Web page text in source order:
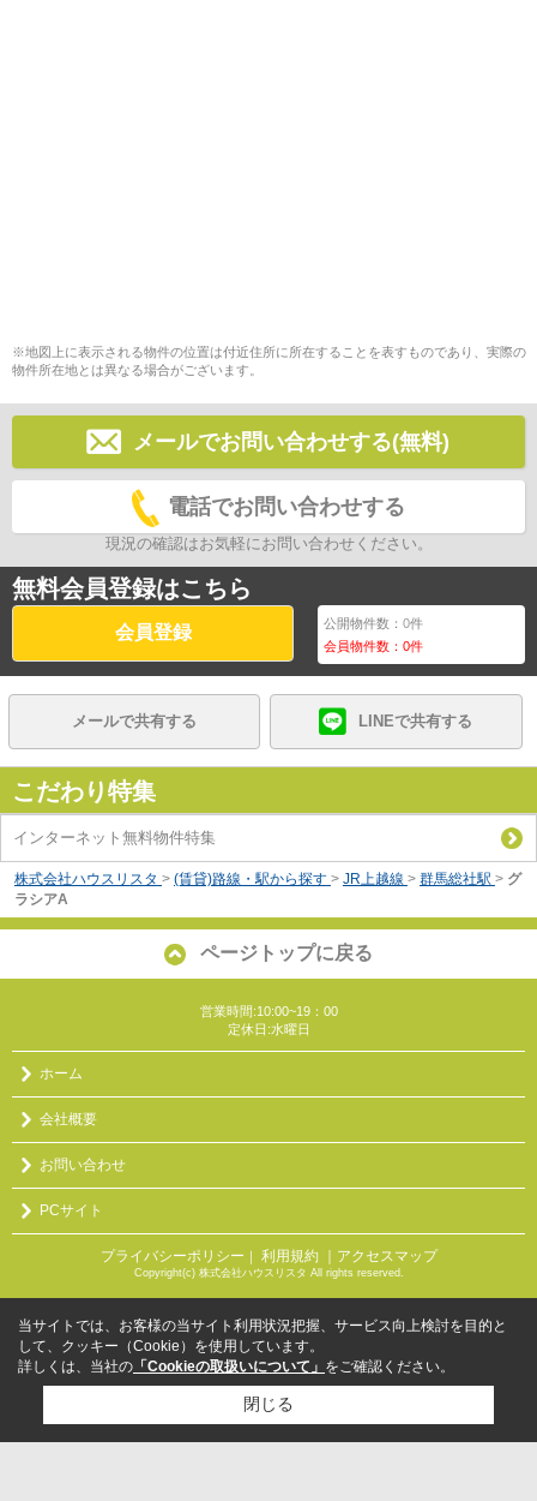
※地図上に表示される物件の位置は付近住所に所在することを表すものであり、実際の
物件所在地とは異なる場合がございます。
メールでお問い合わせする(無料)
電話でお問い合わせする
現況の確認はお気軽にお問い合わせください。
無料会員登録はこちら
会員登録 公開物件数：0件
会員物件数：0件
メールで共有する LINEで共有する
こだわり特集
インターネット無料物件特集
株式会社ハウスリスタ > (賃貸)路線・駅から探す > JR上越線 > 群馬総社駅 > グ
ラシアA
ページトップに戻る
営業時間:10:00~19：00
定休日:水曜日
ホーム
会社概要
お問い合わせ
PCサイト
プライバシーポリシー 利用規約 ｜アクセスマップ
Copyright(c) 株式会社ハウスリスタ All rights reserved.
当サイトでは、お客様の当サイト利用状況把握、サービス向上検討を目的と
して、クッキー（Cookie）を使用しています。
詳しくは、当社の 「Cookieの取扱いについて」 をご確認ください。
閉じる